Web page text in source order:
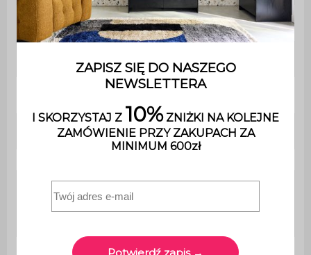
Materiał Boucle teksturowany
Materiał struktury Pianka
Gęstość materiału 500 g/m²
Wypełnienie
50kg/m3) + pianka poliuretanowa